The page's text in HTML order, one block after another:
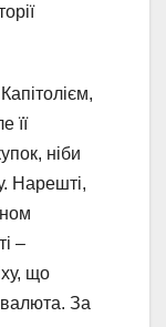
її
ніби
Нарешті,
–
що
валюта. За